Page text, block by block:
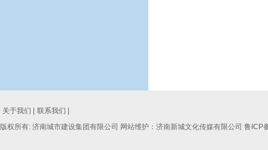
关于我们 |
联系我们 |
版权所有: 济南城市建设集团有限公司 网站维护：济南新城文化传媒有限公司 鲁ICP